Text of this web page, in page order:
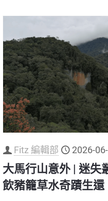
Fitz 編輯部 2026-
大馬行山意外 | 迷失
飲豬籠草水奇蹟生還